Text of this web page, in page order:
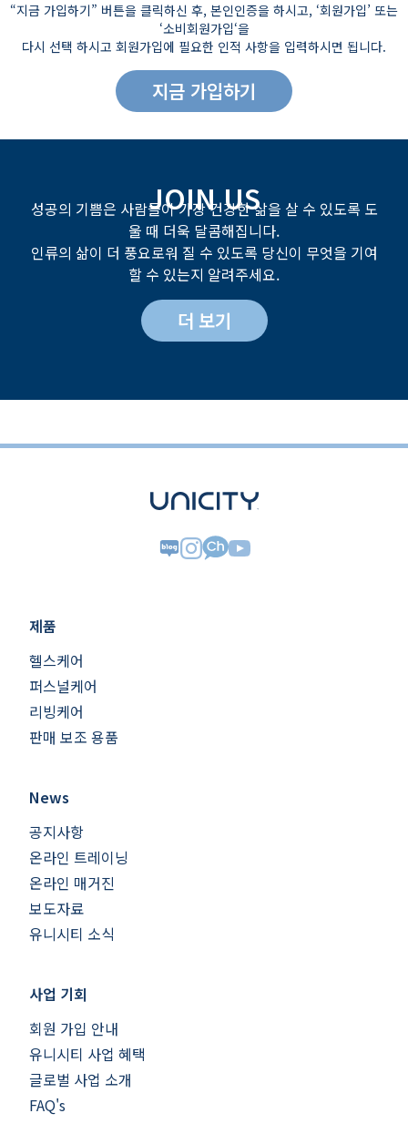
“지금 가입하기” 버튼을 클릭하신 후, 본인인증을 하시고, ‘회원가입’ 또는
‘소비회원가입‘을
다시 선택 하시고 회원가입에 필요한 인적 사항을 입력하시면 됩니다.
지금 가입하기
JOIN US
성공의 기쁨은 사람들이 가장 건강한 삶을 살 수 있도록 도
울 때 더욱 달콤해집니다.
인류의 삶이 더 풍요로워 질 수 있도록 당신이 무엇을 기여
할 수 있는지 알려주세요.
더 보기
제품
헬스케어
퍼스널케어
리빙케어
판매 보조 용품
News
공지사항
온라인 트레이닝
온라인 매거진
보도자료
유니시티 소식
사업 기회
회원 가입 안내
유니시티 사업 혜택
글로벌 사업 소개
FAQ's